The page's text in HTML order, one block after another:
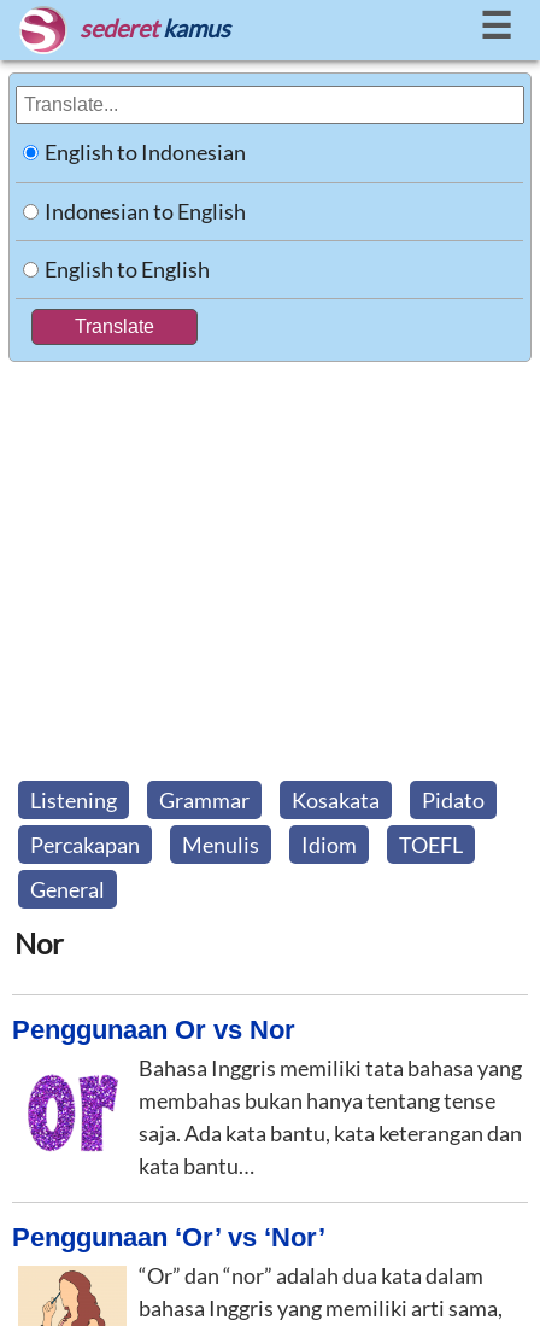
sederet kamus ☰
English to Indonesian
Indonesian to English
English to English
Listening Grammar Kosakata
Pidato
Percakapan
Menulis Idiom
TOEFL
General
Nor
Penggunaan Or vs Nor
Bahasa Inggris memiliki tata bahasa yang
membahas bukan hanya tentang tense
saja. Ada kata bantu, kata keterangan dan
kata bantu…
Penggunaan ‘Or’ vs ‘Nor’
“Or” dan “nor” adalah dua kata dalam
bahasa Inggris yang memiliki arti sama,